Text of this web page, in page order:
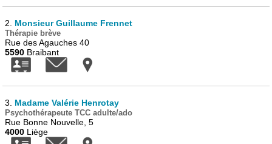
2. Monsieur Guillaume Frennet
Thérapie brève
Rue des Agauches 40
5590 Braibant
3. Madame Valérie Henrotay
Psychothérapeute TCC adulte/ado
Rue Bonne Nouvelle, 5
4000 Liège